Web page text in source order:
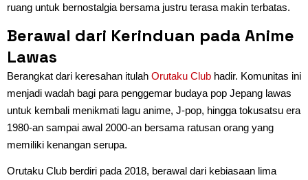
ruang untuk bernostalgia bersama justru terasa makin terbatas.
Berawal dari Kerinduan pada Anime
Lawas
Berangkat dari keresahan itulah Orutaku Club hadir. Komunitas ini
menjadi wadah bagi para penggemar budaya pop Jepang lawas
untuk kembali menikmati lagu anime, J-pop, hingga tokusatsu era
1980-an sampai awal 2000-an bersama ratusan orang yang
memiliki kenangan serupa.
Orutaku Club berdiri pada 2018, berawal dari kebiasaan lima